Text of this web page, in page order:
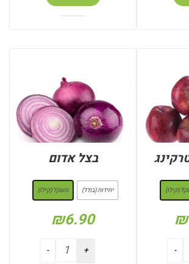
(קילו)
₪
בצל אדום
יחידות (בודד) משקל (קילו)
₪6.90